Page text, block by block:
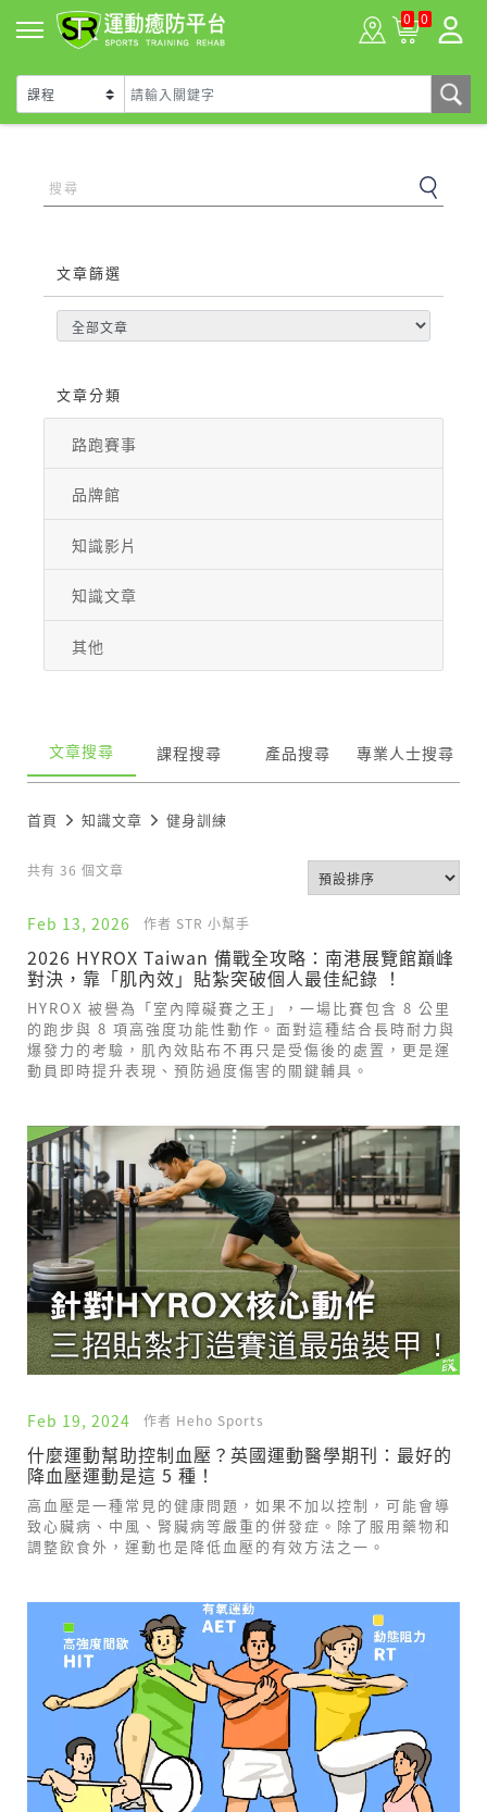
0 0
文章篩選
文章分類
路跑賽事
品牌館
知識影片
知識文章
其他
文章搜尋 課程搜尋 產品搜尋 專業人士搜尋
首頁 知識文章 健身訓練
共有 36 個文章
Feb 13, 2026 作者 STR 小幫手
2026 HYROX Taiwan 備戰全攻略：南港展覽館巔峰
對決，靠「肌內效」貼紮突破個人最佳紀錄 ！
HYROX 被譽為「室內障礙賽之王」，一場比賽包含 8 公里
的跑步與 8 項高強度功能性動作。面對這種結合長時耐力與
爆發力的考驗，肌內效貼布不再只是受傷後的處置，更是運
動員即時提升表現、預防過度傷害的關鍵輔具。
Feb 19, 2024 作者 Heho Sports
什麼運動幫助控制血壓？英國運動醫學期刊：最好的
降血壓運動是這 5 種！
高血壓是一種常見的健康問題，如果不加以控制，可能會導
致心臟病、中風、腎臟病等嚴重的併發症。除了服用藥物和
調整飲食外，運動也是降低血壓的有效方法之一。